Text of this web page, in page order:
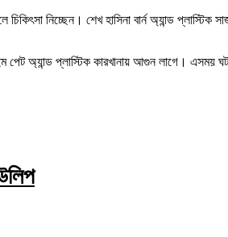
নিচ্ছেন। শেখ হাসিনা বার্ন অ্যান্ড প্লাস্টিক
পেট অ্যান্ড প্লাস্টিক কারখানায় আগুন